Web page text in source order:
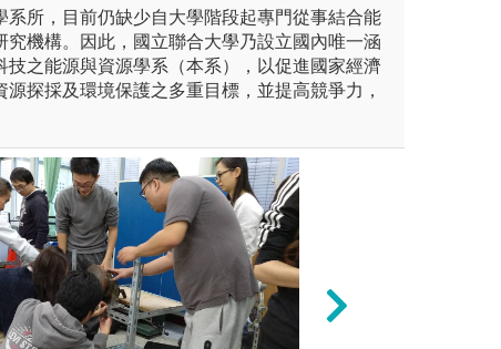
系所，目前仍缺少自大學階段起專門從事結合能
究機構。因此，國立聯合大學乃設立國內唯一涵
技之能源與資源學系（本系），以促進國家經濟
探採及環境保護之多重目標，並提高競爭力，